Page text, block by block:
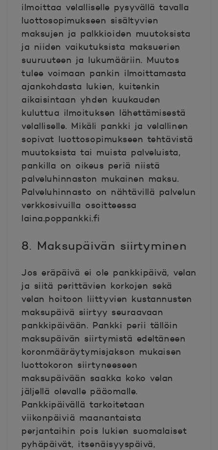
ilmoittaa velalliselle pysyvällä tavalla
luottosopimukseen sisältyvien
maksujen ja palkkioiden muutoksista
ja niiden vaikutuksista maksuerien
suuruuteen ja lukumääriin. Muutos
tulee voimaan pankin ilmoittamasta
ajankohdasta lukien, kuitenkin
aikaisintaan yhden kuukauden
kuluttua ilmoituksen lähettämisestä
velalliselle. Mikäli pankki ja velallinen
sopivat luottosopimukseen tehtävistä
muutoksista tai muista palveluista,
pankilla on oikeus periä niistä
palveluhinnaston mukainen maksu.
Palveluhinnasto on nähtävillä palvelun
verkkosivuilla osoitteessa
laina.poppankki.fi
8. Maksupäivän siirtyminen
Jos eräpäivä ei ole pankkipäivä, velan
ja siitä perittävien korkojen sekä
velan hoitoon liittyvien kustannusten
maksupäivä siirtyy seuraavaan
pankkipäivään. Pankki perii tällöin
maksupäivän siirtymistä edeltäneen
koronmääräytymisjakson mukaisen
luottokoron siirtyneeseen
maksupäivään saakka koko velan
jäljellä olevalle pääomalle.
Pankkipäivällä tarkoitetaan
viikonpäiviä maanantaista
perjantaihin pois lukien suomalaiset
pyhäpäivät, itsenäisyyspäivä,